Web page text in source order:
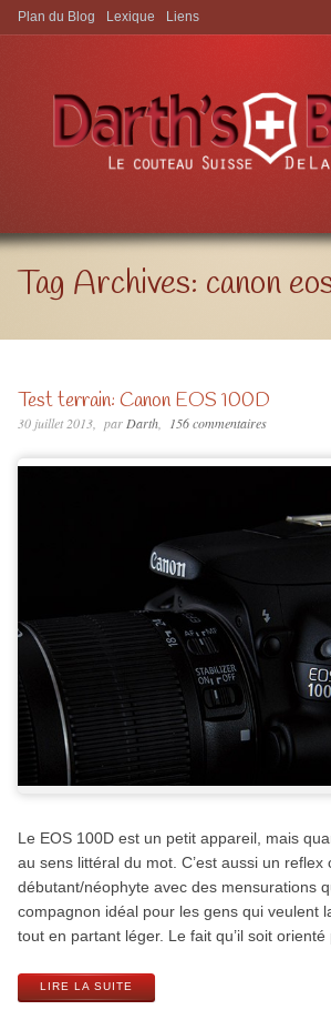
Aller à:
Plan du Blog Lexique Liens
Tag Archives: canon
Test terrain: Canon EOS 100D
30 juillet 2013 parDarth 156 commentaires
Le EOS 100D est un petit appareil, mais
au sens littéral du mot. C’est aussi un reflex
débutant/néophyte avec des mensurations
compagnon idéal pour les gens qui veulent
tout en partant léger. Le fait qu’il soit
LIRE LA SUITE